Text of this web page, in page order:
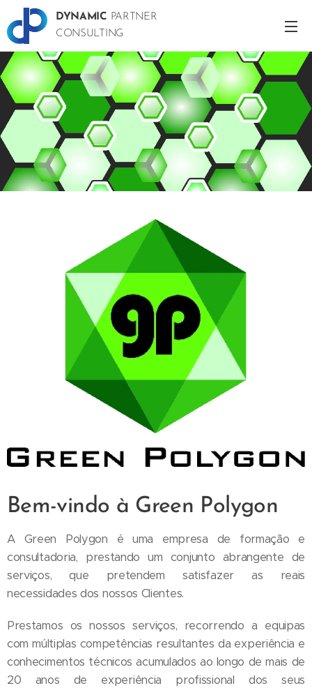
DYNAMIC PARTNER
CONSULTING
Bem-vindo à Green Polygon
A Green Polygon é uma empresa de formação e
consultadoria, prestando um conjunto abrangente de
serviços, que pretendem satisfazer as reais
necessidades dos nossos Clientes.
Prestamos os nossos serviços, recorrendo a equipas
com múltiplas competências resultantes da experiência e
conhecimentos técnicos acumulados ao longo de mais de
20 anos de experiência profissional dos seus